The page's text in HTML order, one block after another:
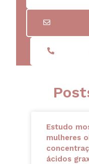
Estudo
mulheres
ácidos